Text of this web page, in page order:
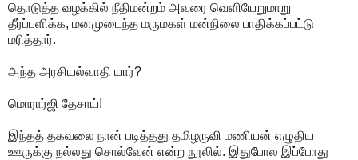
தொடுத்த வழக்கில் நீதிமன்றம் அவரை வெளியேறுமாறு
தீர்ப்பளிக்க, மனமுடைந்த மருமகள் மன்நிலை பாதிக்கப்பட்டு
மரித்தார்.
அந்த அரசியல்வாதி யார்?
மொரார்ஜி தேசாய்!
இந்தத் தகவலை நான் படித்தது தமிழருவி மணியன் எழுதிய
ஊருக்கு நல்லது சொல்வேன் என்ற நூலில். இதுபோல இப்போது